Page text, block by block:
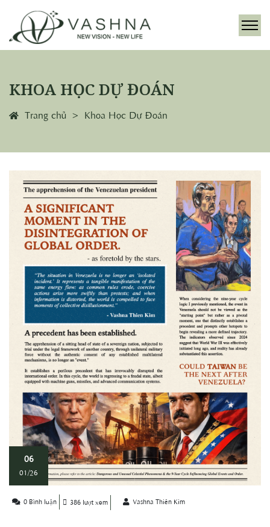
KHOA HỌC DỰ ĐOÁN
Trang chủ Khoa Học Dự Đoán
06
01/26
0 Bình luận 386 lượt xem Vashna Thiên Kim